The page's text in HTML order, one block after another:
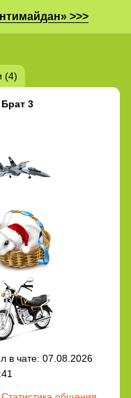
>>>
(4)
Брат 3
в чате: 07.08.2026